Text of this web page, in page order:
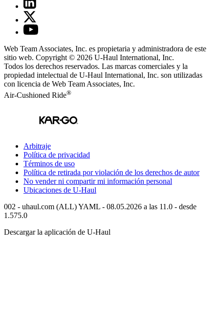
Web Team Associates, Inc. es propietaria y administradora de este
sitio web. Copyright © 2026 U-Haul International, Inc.
Todos los derechos reservados. Las marcas comerciales y la
propiedad intelectual de U-Haul International, Inc. son utilizadas
con licencia de Web Team Associates, Inc.
Air-Cushioned Ride®
Arbitraje
Política de privacidad
Términos de uso
Política de retirada por violación de los derechos de autor
No vender ni compartir mi información personal
Ubicaciones de U-Haul
002 - uhaul.com (ALL) YAML - 08.05.2026 a las 11.0 - desde
1.575.0
Descargar la aplicación de U-Haul